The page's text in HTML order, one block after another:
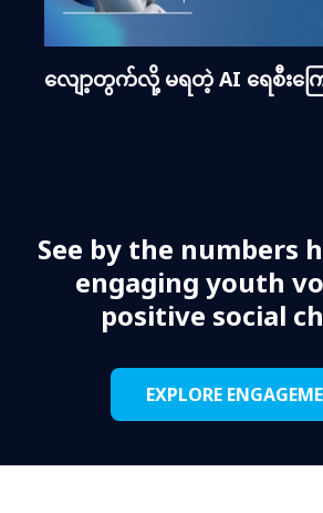
လျော့တွက်လို့ မရတဲ့ AI ရေစီးကြ
See by the numbers
engaging youth
positive social
EXPLORE